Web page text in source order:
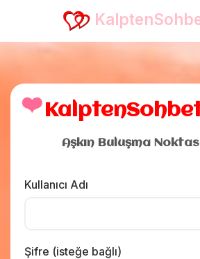
❤️
Aşkın Buluşma
Kullanıcı Adı
Şifre (isteğe bağlı)